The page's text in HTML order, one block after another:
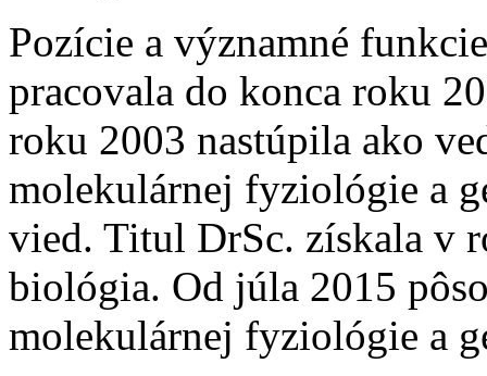
Pozície a významné
pracovala do konca roku
roku 2003 nastúpila ako
molekulárnej fyziológie a
vied. Titul DrSc. získala v
biológia. Od júla 2015
molekulárnej fyziológie a